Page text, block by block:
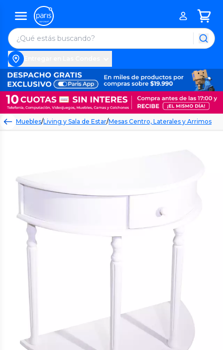
Muebles/Living y Sala de Estar/Mesas Centro, Laterales y Arrimos